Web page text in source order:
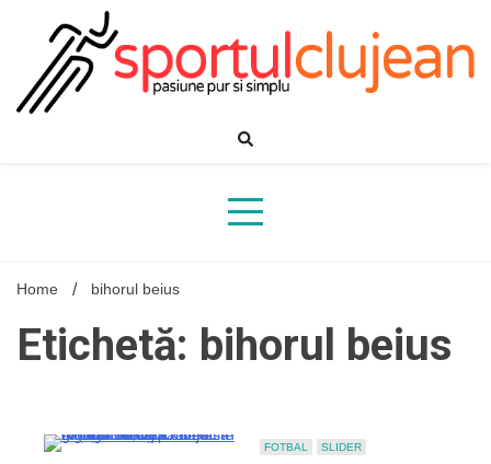
Home bihorul beius
Etichetă: bihorul beius
FOTBAL SLIDER